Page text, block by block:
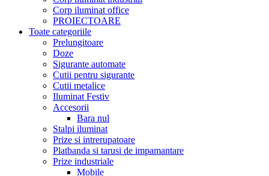
Corp iluminat office
PROIECTOARE
Toate categoriile
Prelungitoare
Doze
Sigurante automate
Cutii pentru sigurante
Cutii metalice
Iluminat Festiv
Accesorii
Bara nul
Stalpi iluminat
Prize si intrerupatoare
Platbanda si tarusi de impamantare
Prize industriale
Mobile